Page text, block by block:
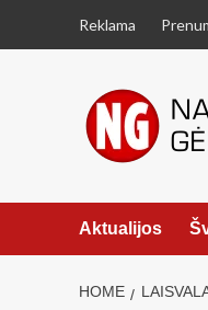
Reklama
Aktualijos
HOME